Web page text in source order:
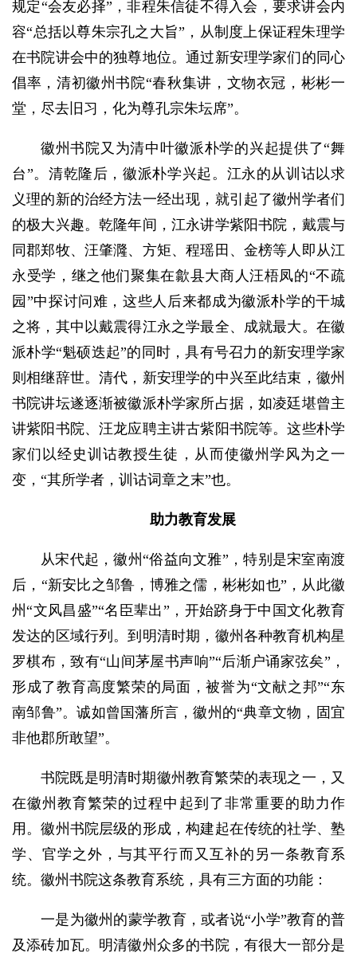
规定“会友必择”，非程朱信徒不得入会，要求讲会内
容“总括以尊朱宗孔之大旨”，从制度上保证程朱理学
在书院讲会中的独尊地位。通过新安理学家们的同心
倡率，清初徽州书院“春秋集讲，文物衣冠，彬彬一
堂，尽去旧习，化为尊孔宗朱坛席”。
徽州书院又为清中叶徽派朴学的兴起提供了“舞
台”。清乾隆后，徽派朴学兴起。江永的从训诂以求
义理的新的治经方法一经出现，就引起了徽州学者们
的极大兴趣。乾隆年间，江永讲学紫阳书院，戴震与
同郡郑牧、汪肇漋、方矩、程瑶田、金榜等人即从江
永受学，继之他们聚集在歙县大商人汪梧凤的“不疏
园”中探讨问难，这些人后来都成为徽派朴学的干城
之将，其中以戴震得江永之学最全、成就最大。在徽
派朴学“魁硕迭起”的同时，具有号召力的新安理学家
则相继辞世。清代，新安理学的中兴至此结束，徽州
书院讲坛遂逐渐被徽派朴学家所占据，如凌廷堪曾主
讲紫阳书院、汪龙应聘主讲古紫阳书院等。这些朴学
家们以经史训诂教授生徒，从而使徽州学风为之一
变，“其所学者，训诂词章之末”也。
助力教育发展
从宋代起，徽州“俗益向文雅”，特别是宋室南渡
后，“新安比之邹鲁，博雅之儒，彬彬如也”，从此徽
州“文风昌盛”“名臣辈出”，开始跻身于中国文化教育
发达的区域行列。到明清时期，徽州各种教育机构星
罗棋布，致有“山间茅屋书声响”“后渐户诵家弦矣”，
形成了教育高度繁荣的局面，被誉为“文献之邦”“东
南邹鲁”。诚如曾国藩所言，徽州的“典章文物，固宜
非他郡所敢望”。
书院既是明清时期徽州教育繁荣的表现之一，又
在徽州教育繁荣的过程中起到了非常重要的助力作
用。徽州书院层级的形成，构建起在传统的社学、塾
学、官学之外，与其平行而又互补的另一条教育系
统。徽州书院这条教育系统，具有三方面的功能：
一是为徽州的蒙学教育，或者说“小学”教育的普
及添砖加瓦。明清徽州众多的书院，有很大一部分是